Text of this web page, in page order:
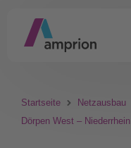
Startseite Netzausbau
Dörpen West – Niederrhein